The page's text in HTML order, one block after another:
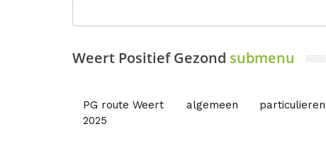
Weert Positief Gezond submenu
PG route Weert
2025
algemeen particulieren